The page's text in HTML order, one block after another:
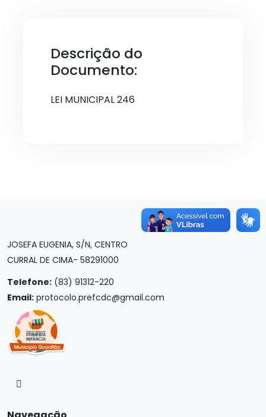
Descrição do
Documento:
LEI MUNICIPAL 246
JOSEFA EUGENIA, S/N, CENTRO
CURRAL DE CIMA- 58291000
Telefone: (83) 91312-220
Email: protocolo.prefcdc@gmail.com